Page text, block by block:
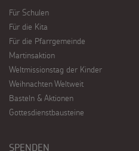
Für Schulen
Für die Kita
Für die Pfarrgemeinde
Martinsaktion
Weltmissionstag der Kinder
Weihnachten Weltweit
Basteln & Aktionen
Gottesdienstbausteine
SPENDEN